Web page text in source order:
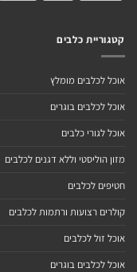
קטגוריית כלבים
אוכל לכלבים מומלץ
אוכל לכלבים בוגרים
אוכל לגורי כלבים
מזון הוליסטי וללא דגנים לכלבים
חטיפים לכלבים
קולרים רצועות ורתמות לכלבים
אוכל זול לכלבים
אוכל לכלבים בוגרים